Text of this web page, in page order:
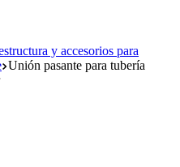
y accesorios para
Unión pasante para tubería